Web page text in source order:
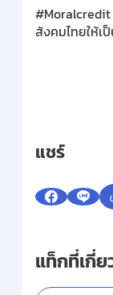
#Moralcredit
สังคมไทยให้เ
แชร์
แท็กที่เกี่